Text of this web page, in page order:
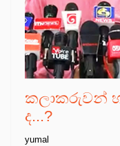
කලාකරුවන්
ද...?
yumal